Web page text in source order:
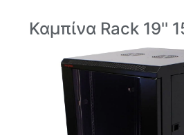
Καμπίνα Rack 19''